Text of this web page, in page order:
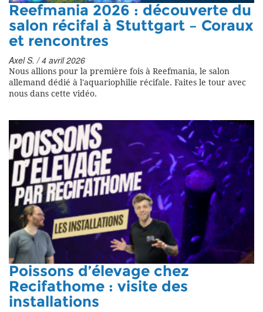
Reefmania 2026 : découverte du
salon récifal à Stuttgart – Coraux
et rencontres
Axel S. / 4 avril 2026
Nous allions pour la première fois à Reefmania, le salon
allemand dédié à l'aquariophilie récifale. Faites le tour avec
nous dans cette vidéo.
Poissons d’élevage chez
Recifathome : visite des
installations